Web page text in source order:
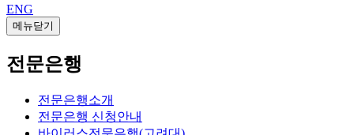
ENG
메뉴닫기
전문은행
전문은행소개
전문은행 신청안내